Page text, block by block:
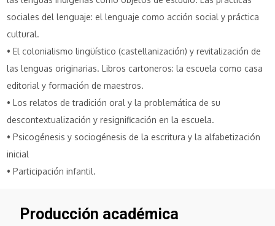
sociales del lenguaje: el lenguaje como acción social y práctica
cultural.
• El colonialismo lingüístico (castellanización) y revitalización de
las lenguas originarias. Libros cartoneros: la escuela como casa
editorial y formación de maestros.
• Los relatos de tradición oral y la problemática de su
descontextualización y resignificación en la escuela.
• Psicogénesis y sociogénesis de la escritura y la alfabetización
inicial
• Participación infantil.
Producción académica